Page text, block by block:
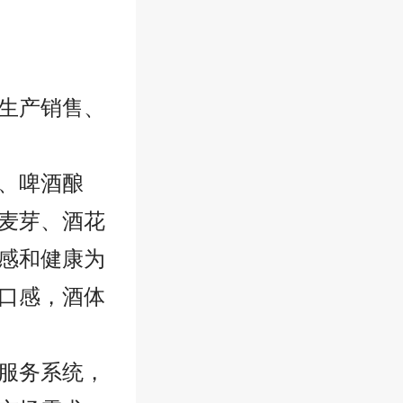
销售、
啤酒酿
芽、酒花
和健康为
感，酒体
务系统，